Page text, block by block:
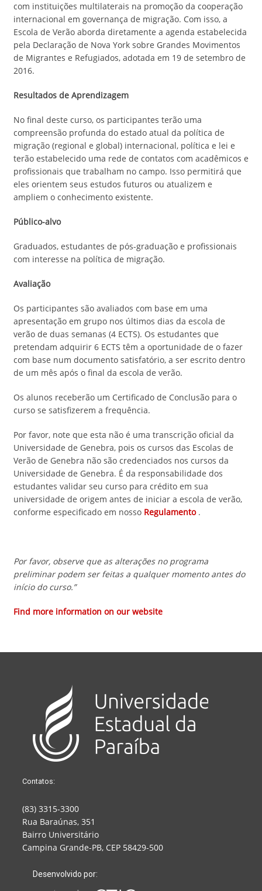
com instituições multilaterais na promoção da cooperação
internacional em governança de migração. Com isso, a
Escola de Verão aborda diretamente a agenda estabelecida
pela Declaração de Nova York sobre Grandes Movimentos
de Migrantes e Refugiados, adotada em 19 de setembro de
2016.
Resultados de Aprendizagem
No final deste curso, os participantes terão uma
compreensão profunda do estado atual da política de
migração (regional e global) internacional, política e lei e
terão estabelecido uma rede de contatos com acadêmicos e
profissionais que trabalham no campo. Isso permitirá que
eles orientem seus estudos futuros ou atualizem e
ampliem o conhecimento existente.
Público-alvo
Graduados, estudantes de pós-graduação e profissionais
com interesse na política de migração.
Avaliação
Os participantes são avaliados com base em uma
apresentação em grupo nos últimos dias da escola de
verão de duas semanas (4 ECTS). Os estudantes que
pretendam adquirir 6 ECTS têm a oportunidade de o fazer
com base num documento satisfatório, a ser escrito dentro
de um mês após o final da escola de verão.
Os alunos receberão um Certificado de Conclusão para o
curso se satisfizerem a frequência.
Por favor, note que esta não é uma transcrição oficial da
Universidade de Genebra, pois os cursos das Escolas de
Verão de Genebra não são credenciados nos cursos da
Universidade de Genebra. É da responsabilidade dos
estudantes validar seu curso para crédito em sua
universidade de origem antes de iniciar a escola de verão,
conforme especificado em nosso Regulamento.
Por favor, observe que as alterações no programa
preliminar podem ser feitas a qualquer momento antes do
início do curso.”
Find more information on our website
Contatos:
(83) 3315-3300
Rua Baraúnas, 351
Bairro Universitário
Campina Grande-PB, CEP 58429-500
Desenvolvido por: